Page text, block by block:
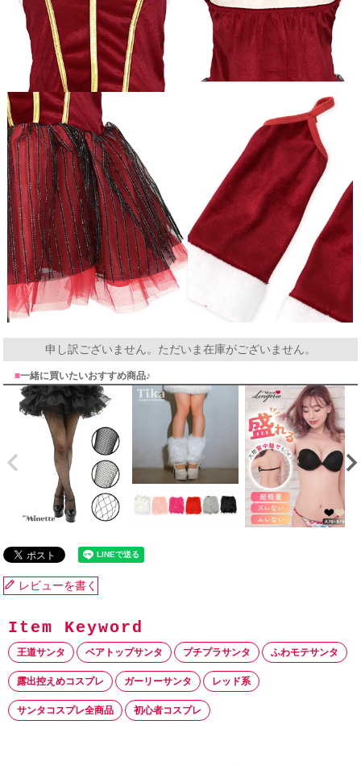
申し訳ございません。ただいま在庫がございません。
■一緒に買いたいおすすめ商品♪
レビューを書く
王道サンタ ベアトップサンタ プチプラサンタ ふわモテサンタ
露出控えめコスプレ ガーリーサンタ レッド系
サンタコスプレ全商品 初心者コスプレ